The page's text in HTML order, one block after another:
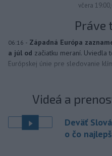
včera 19:00,
Práve
06:16 - Západná Európa
a júl od začiatku meraní. Uviedla
Európskej únie pre sledovanie
Videá a
Deväť
o čo